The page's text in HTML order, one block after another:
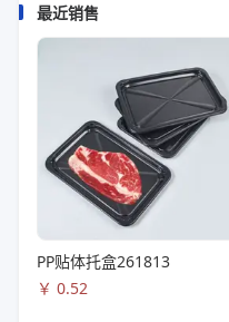
最近销售
PP贴体托盒261813
￥ 0.52